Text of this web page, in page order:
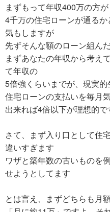
まずもって年収400万の方が
4千万の住宅ローンが通る
気もしますが
先ずそんな額のローン組ん
まずあなたの年収から考え
て年収の
5倍強くらいまでが、現実的
住宅ローンの支払いを毎月
出来れば4倍以下が理想的で
さて、まず入り口として住
違いすぎます
ワザと築年数の古いものを
せようとしてます
とは言え、まずどちらも月